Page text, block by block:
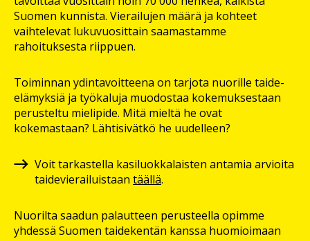
Suomen kunnista. Vierailujen määrä ja kohteet
vaihtelevat lukuvuosittain saamastamme
rahoituksesta riippuen.
Toiminnan ydintavoitteena on tarjota nuorille taide-
elämyksiä ja työkaluja muodostaa kokemuksestaan
perusteltu mielipide. Mitä mieltä he ovat
kokemastaan? Lähtisivätkö he uudelleen?
Voit tarkastella kasiluokkalaisten antamia arvioita
taidevierailuistaan täällä.
Nuorilta saadun palautteen perusteella opimme
yhdessä Suomen taidekentän kanssa huomioimaan